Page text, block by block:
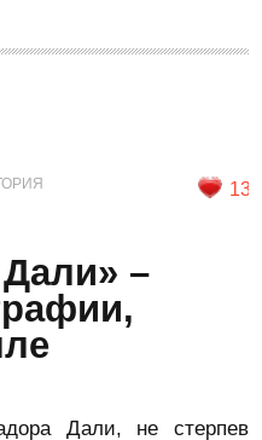
13
–
Дали, не стерпев